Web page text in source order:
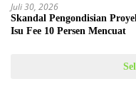
Juli 30, 2026
Skandal Pengondisian
Isu Fee 10 Persen Mencuat